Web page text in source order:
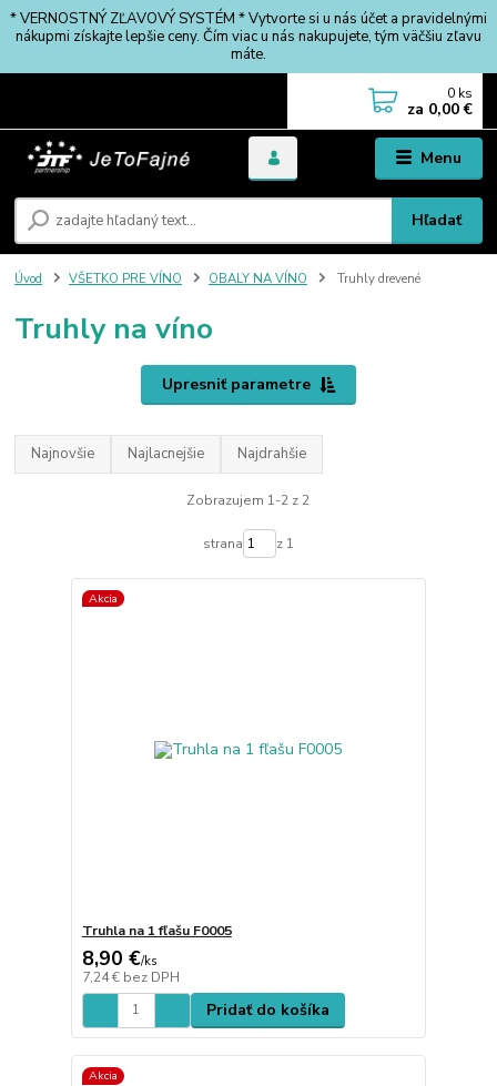
* VERNOSTNÝ ZĽAVOVÝ SYSTÉM * Vytvorte si u nás účet a pravidelnými
nákupmi získajte lepšie ceny. Čím viac u nás nakupujete, tým väčšiu zľavu
máte.
Menu
Hľadať
0 ks
za 0,00 €
Úvod VŠETKO PRE VÍNO OBALY NA VÍNO Truhly drevené
Truhly na víno
Upresniť parametre
Najnovšie Najlacnejšie Najdrahšie
Zobrazujem 1-2 z 2
strana z 1
Akcia
Truhla na 1 fľašu F0005
8,90 €/ks
7,24 € bez DPH
Pridať do košíka
Akcia